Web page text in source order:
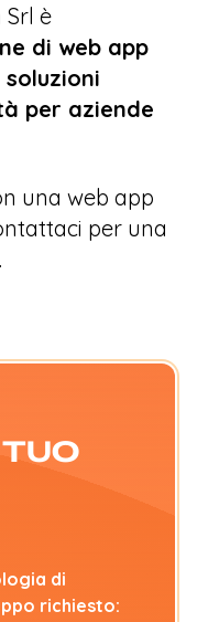
Srl è
di web app
per aziende
una web app
per una
di
richiesto: